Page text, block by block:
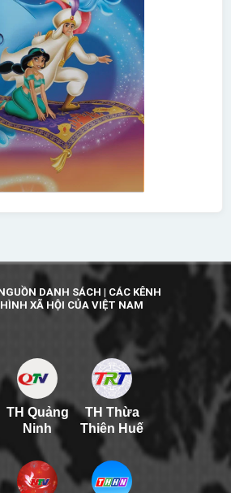
DANH SÁCH | CÁC KÊNH
XÃ HỘI CỦA VIỆT NAM
TH Quảng
Ninh
TH Thừa
Thiên Huế